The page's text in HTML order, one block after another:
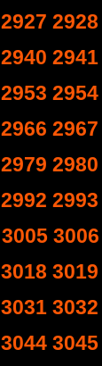
2927 2928
2940 2941
2953 2954
2966 2967
2979 2980
2992 2993
3005 3006
3018 3019
3031 3032
3044 3045